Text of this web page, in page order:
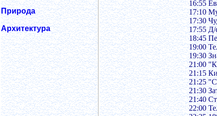
Природа
Архитектура
16:55
17:10
17:30
17:55
18:45
19:00
19:30
21:00
21:15
21:25
21:30
21:40
22:00